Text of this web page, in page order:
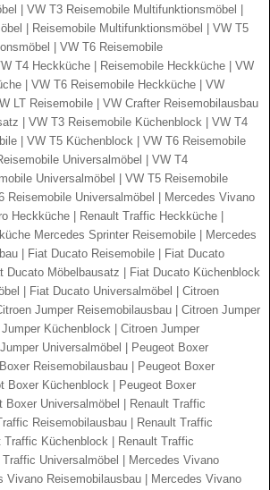
| VW T3 Reisemobile Multifunktionsmöbel |
| Reisemobile Multifunktionsmöbel | VW T5
| VW T6 Reisemobile
T4 Heckküche | Reisemobile Heckküche | VW
| VW T6 Reisemobile Heckküche | VW
LT Reisemobile | VW Crafter Reisemobilausbau
| VW T3 Reisemobile Küchenblock | VW T4
| VW T5 Küchenblock | VW T6 Reisemobile
Universalmöbel | VW T4
Universalmöbel | VW T5 Reisemobile
Reisemobile Universalmöbel | Mercedes Vivano
Heckküche | Renault Traffic Heckküche |
Mercedes Sprinter Reisemobile | Mercedes
| Fiat Ducato Reisemobile | Fiat Ducato
Ducato Möbelbausatz | Fiat Ducato Küchenblock
| Fiat Ducato Universalmöbel | Citroen
Jumper Reisemobilausbau | Citroen Jumper
Küchenblock | Citroen Jumper
Universalmöbel | Peugeot Boxer
Reisemobilausbau | Peugeot Boxer
Boxer Küchenblock | Peugeot Boxer
Boxer Universalmöbel | Renault Traffic
Reisemobilausbau | Renault Traffic
Traffic Küchenblock | Renault Traffic
Universalmöbel | Mercedes Vivano
Vivano Reisemobilausbau | Mercedes Vivano